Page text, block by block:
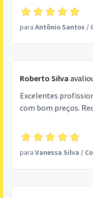
para Antônio Santos /
Roberto Silva
Excelentes
com bom preços.
para Vanessa Silva /